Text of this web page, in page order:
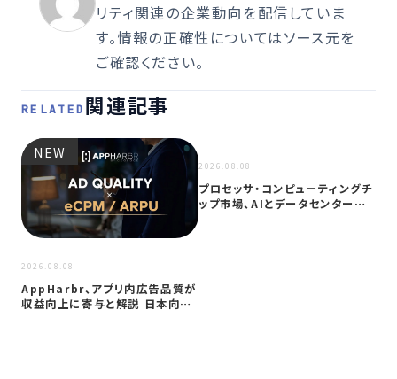
リティ関連の企業動向を配信していま
す。情報の正確性についてはソース元を
ご確認ください。
RELATED 関連記事
NEW
2026.08.08
AppHarbr、アプリ内広告品質が
収益向上に寄与と解説 日本向け
2026.08.08
プロセッサ・コンピューティングチ
ップ市場、AIとデータセンター需